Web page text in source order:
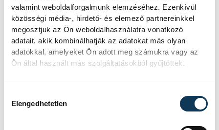
valamint weboldalforgalmunk elemzéséhez. Ezenkívül
közösségi média-, hirdető- és elemező partnereinkkel
megosztjuk az Ön weboldalhasználatra vonatkozó
adatait, akik kombinálhatják az adatokat más olyan
adatokkal, amelyeket Ön adott meg számukra vagy az
Ön által használt más szolgáltatásokból gyűjtöttek.
Elengedhetetlen
kilométeres kieséses
versenyszámában a párizsi Európa-
bajnokságon. Rasovszky Kristóf
célfotóval ötödik lett.
Gyurkovics a masters Eb
legjobbja